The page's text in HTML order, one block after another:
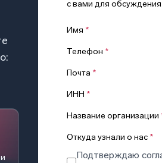
с вами для обсуждения
Имя *
Телефон *
Почта *
ИНН *
Название организации
Откуда узнали о нас *
Подтверждаю